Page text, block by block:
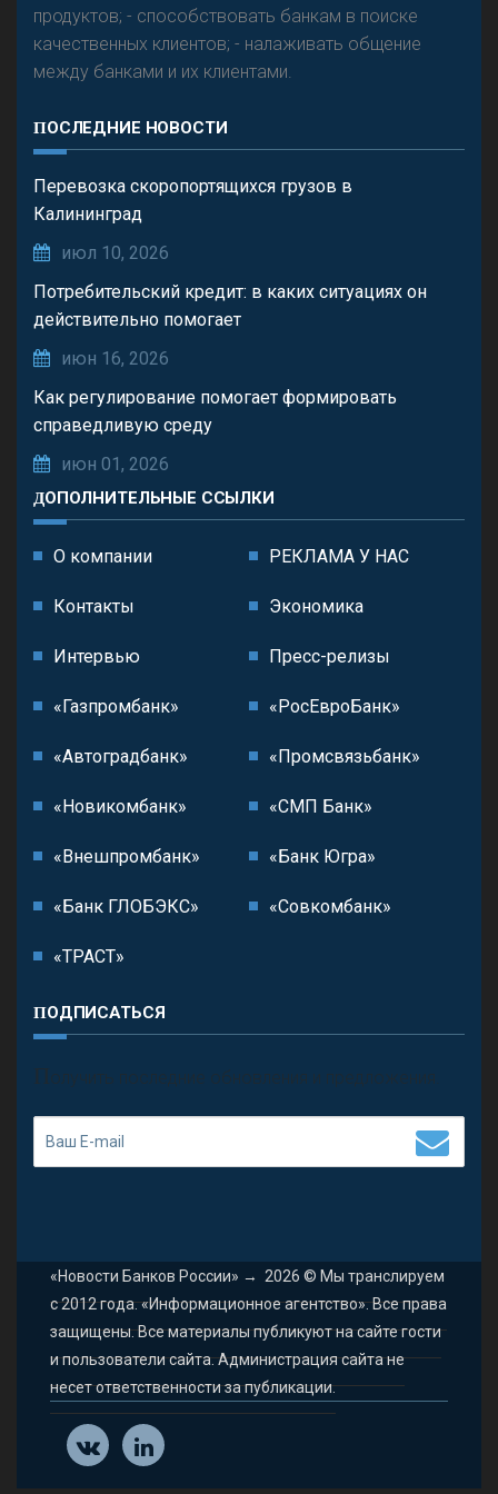
продуктов; - способствовать банкам в поиске
качественных клиентов; - налаживать общение
между банками и их клиентами.
ПОСЛЕДНИЕ НОВОСТИ
Перевозка скоропортящихся грузов в
Калининград
июл 10, 2026
Потребительский кредит: в каких ситуациях он
действительно помогает
июн 16, 2026
Как регулирование помогает формировать
справедливую среду
июн 01, 2026
ДОПОЛНИТЕЛЬНЫЕ ССЫЛКИ
О компании РЕКЛАМА У НАС
Контакты Экономика
Интервью Пресс-релизы
«Газпромбанк» «РосЕвроБанк»
«Автоградбанк» «Промсвязьбанк»
«Новикомбанк» «СМП Банк»
«Внешпромбанк» «Банк Югра»
«Банк ГЛОБЭКС» «Совкомбанк»
«ТРАСТ»
ПОДПИСАТЬСЯ
П олучить последние обновления и предложения.
«Новости Банков России» → 2026 © Мы транслируем
с 2012 года. «Информационное агентство». Все права
защищены. Все материалы публикуют на сайте гости
и пользователи сайта. Администрация сайта не
несет ответственности за публикации.